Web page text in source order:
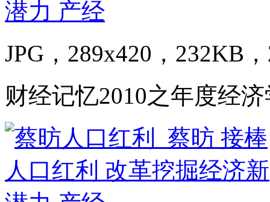
JPG，289x420，232KB
财经记忆2010之年度经